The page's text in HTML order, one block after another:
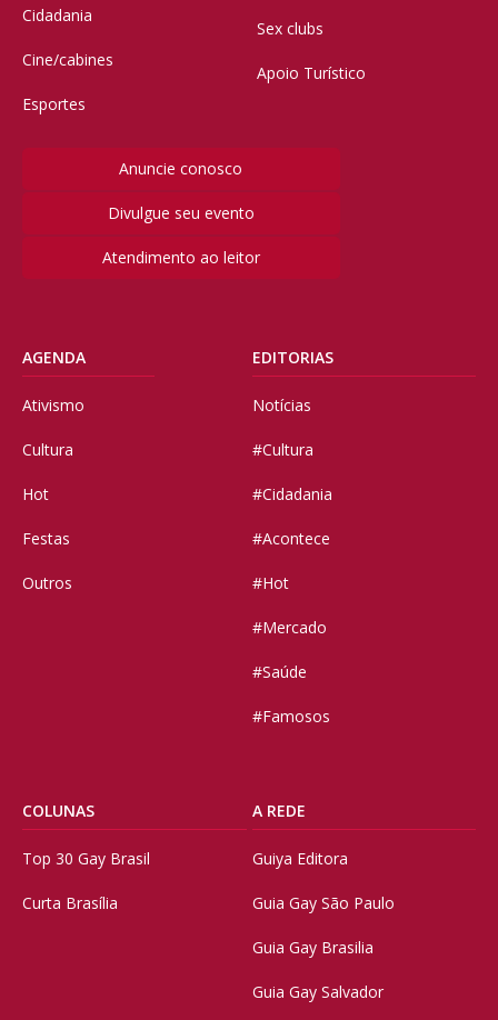
Cidadania
Cine/cabines
Esportes
Sex clubs
Apoio Turístico
Anuncie conosco
Divulgue seu evento
Atendimento ao leitor
AGENDA
Ativismo
Cultura
Hot
Festas
Outros
EDITORIAS
Notícias
#Cultura
#Cidadania
#Acontece
#Hot
#Mercado
#Saúde
#Famosos
COLUNAS
Top 30 Gay Brasil
Curta Brasília
A REDE
Guiya Editora
Guia Gay São Paulo
Guia Gay Brasilia
Guia Gay Salvador